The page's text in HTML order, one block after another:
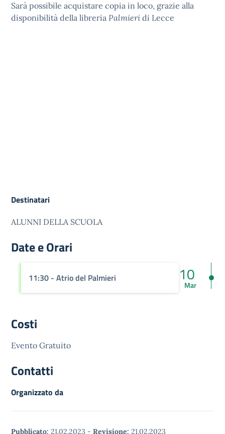
Sarà possibile acquistare copia in loco, grazie alla
disponibilità della libreria Palmieri di Lecce
Destinatari
ALUNNI DELLA SCUOLA
Date e Orari
10
Mar
11:30 - Atrio del Palmieri
Costi
Evento Gratuito
Contatti
Organizzato da
Pubblicato: 21.02.2023 - Revisione: 21.02.2023